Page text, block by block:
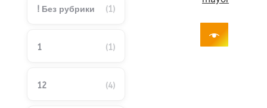
! Без рубрики (1)
1 (1)
12 (4)